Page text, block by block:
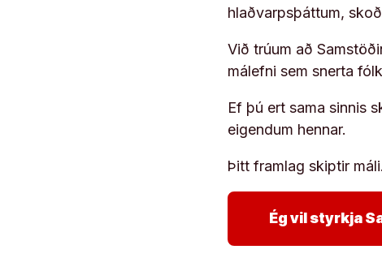
hlaðvarpsþáttum,
Við trúum að
málefni sem snerta
Ef þú ert sama sinnis
eigendum hennar.
Þitt framlag skiptir máli.
Ég vil styrkja